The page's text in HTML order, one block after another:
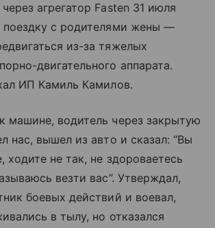
агрегатор Fasten 31 июля
поездку с родителями жены —
из-за тяжелых
двигательного аппарата.
ИП Камиль Камилов.
машине, водитель через закрытую
нас, вышел из авто и сказал: “Вы
не так, не здороваетесь
везти вас”. Утверждал,
боевых действий и воевал,
в тылу, но отказался